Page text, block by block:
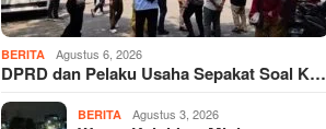
BERITA Agustus 6, 2026
DPRD dan Pelaku Usaha Sepakat Soal K…
BERITA Agustus 3, 2026